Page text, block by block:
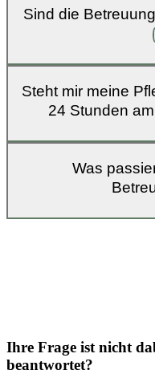
Sind die
Steht mir meine
24 Stunden
Was
Ihre Frage ist nicht
beantwortet?